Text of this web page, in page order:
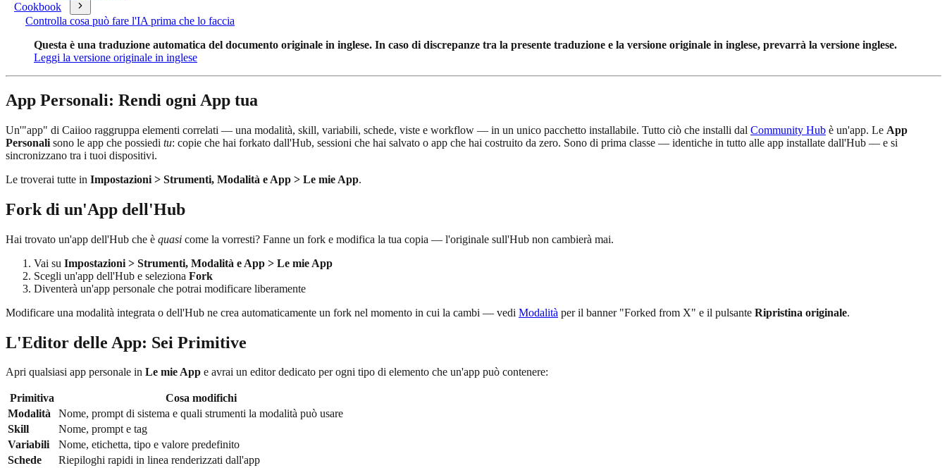
Cookbook
Controlla cosa può fare l'IA prima che lo faccia
Questa è una traduzione automatica del documento originale in inglese. In caso di discrepanze tra la presente traduzione e la versione originale in inglese, prevarrà la versione inglese.
Leggi la versione originale in inglese
App Personali: Rendi ogni App tua
Un'"app" di Caiioo raggruppa elementi correlati — una modalità, skill, variabili, schede, viste e workflow — in un unico pacchetto installabile. Tutto ciò che installi dal Community Hub è un'app. Le App
Personali sono le app che possiedi tu: copie che hai forkato dall'Hub, sessioni che hai salvato o app che hai costruito da zero. Sono di prima classe — identiche in tutto alle app installate dall'Hub — e si
sincronizzano tra i tuoi dispositivi.
Le troverai tutte in Impostazioni > Strumenti, Modalità e App > Le mie App.
Fork di un'App dell'Hub
Hai trovato un'app dell'Hub che è quasi come la vorresti? Fanne un fork e modifica la tua copia — l'originale sull'Hub non cambierà mai.
Vai su Impostazioni > Strumenti, Modalità e App > Le mie App
Scegli un'app dell'Hub e seleziona Fork
Diventerà un'app personale che potrai modificare liberamente
Modificare una modalità integrata o dell'Hub ne crea automaticamente un fork nel momento in cui la cambi — vedi Modalità per il banner "Forked from X" e il pulsante Ripristina originale.
L'Editor delle App: Sei Primitive
Apri qualsiasi app personale in Le mie App e avrai un editor dedicato per ogni tipo di elemento che un'app può contenere:
Primitiva
Cosa modifichi
Modalità
Nome, prompt di sistema e quali strumenti la modalità può usare
Skill
Nome, prompt e tag
Variabili
Nome, etichetta, tipo e valore predefinito
Schede
Riepiloghi rapidi in linea renderizzati dall'app